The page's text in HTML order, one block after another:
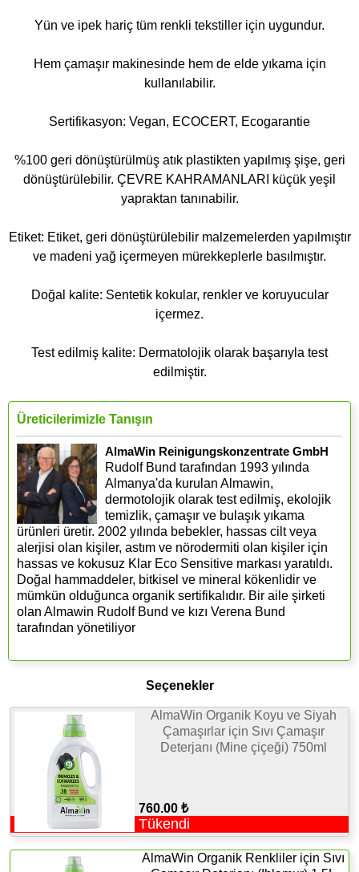
Yün ve ipek hariç tüm renkli tekstiller için uygundur.
Hem çamaşır makinesinde hem de elde yıkama için
kullanılabilir.
Sertifikasyon: Vegan, ECOCERT, Ecogarantie
%100 geri dönüştürülmüş atık plastikten yapılmış şişe, geri
dönüştürülebilir. ÇEVRE KAHRAMANLARI küçük yeşil
yapraktan tanınabilir.
Etiket: Etiket, geri dönüştürülebilir malzemelerden yapılmıştır
ve madeni yağ içermeyen mürekkeplerle basılmıştır.
Doğal kalite: Sentetik kokular, renkler ve koruyucular
içermez.
Test edilmiş kalite: Dermatolojik olarak başarıyla test
edilmiştir.
Üreticilerimizle Tanışın
AlmaWin Reinigungskonzentrate GmbH
Rudolf Bund tarafından 1993 yılında
Almanya'da kurulan Almawin,
dermotolojik olarak test edilmiş, ekolojik
temizlik, çamaşır ve bulaşık yıkama
ürünleri üretir. 2002 yılında bebekler, hassas cilt veya
alerjisi olan kişiler, astım ve nörodermiti olan kişiler için
hassas ve kokusuz Klar Eco Sensitive markası yaratıldı.
Doğal hammaddeler, bitkisel ve mineral kökenlidir ve
mümkün olduğunca organik sertifikalıdır. Bir aile şirketi
olan Almawin Rudolf Bund ve kızı Verena Bund
tarafından yönetiliyor
Seçenekler
AlmaWin Organik Koyu ve Siyah
Çamaşırlar için Sıvı Çamaşır
Deterjanı (Mine çiçeği) 750ml
760.00 ₺
Tükendi
AlmaWin Organik Renkliler için Sıvı